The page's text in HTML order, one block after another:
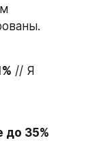
// Я
до 35%